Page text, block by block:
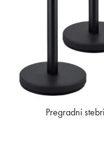
Pregradni